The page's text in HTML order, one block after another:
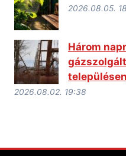
2026.08.05.
Három
településen
2026.08.02. 19:38